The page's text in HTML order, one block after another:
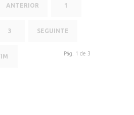
ANTERIOR 1
3 SEGUINTE
Pág. 1 de 3